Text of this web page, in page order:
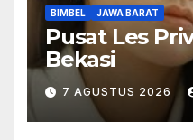
BIMBEL JAWA BARAT
Pusat Les
Bekasi
7 AGUSTUS 2026